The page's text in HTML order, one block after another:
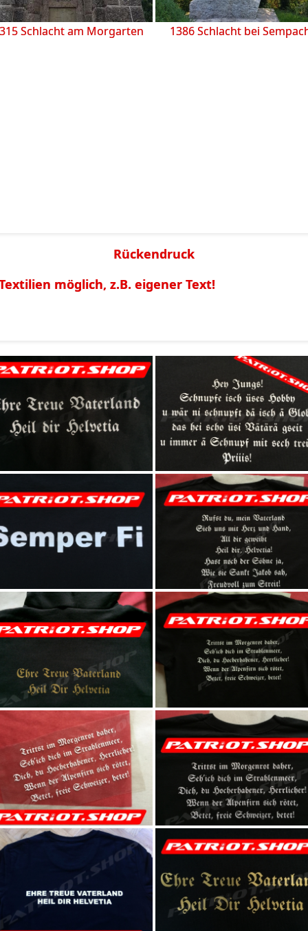
Schlacht am Morgarten 1386 Schlacht bei
Rückendruck
möglich, z.B. eigener Text!